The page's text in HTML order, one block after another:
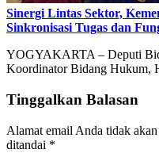
Sinergi Lintas Sektor,
Sinkronisasi Tugas dan
YOGYAKARTA – Deputi
Koordinator Bidang Hukum,
Tinggalkan Balasan
Alamat email Anda tidak
ditandai *